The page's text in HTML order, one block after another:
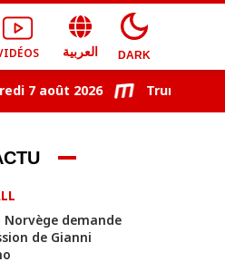
العربية DARK
2026 Trump signe un
Norvège demande
de Gianni